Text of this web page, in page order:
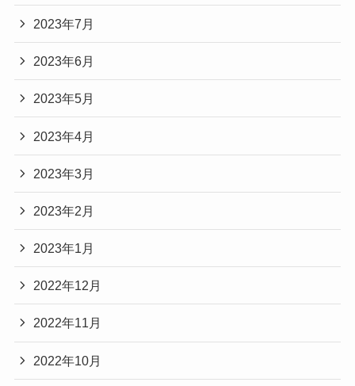
2023年7月
2023年6月
2023年5月
2023年4月
2023年3月
2023年2月
2023年1月
2022年12月
2022年11月
2022年10月